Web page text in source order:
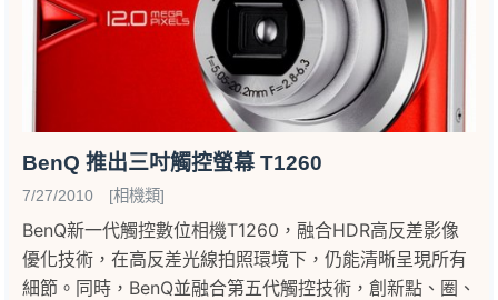
BenQ 推出三吋觸控螢幕 T1260
7/27/2010 [相機類]
BenQ新一代觸控數位相機T1260，融合HDR高反差影像
優化技術，在高反差光線拍照環境下，仍能清晰呈現所有
細節。同時，BenQ並融合第五代觸控技術，創新點、圈、